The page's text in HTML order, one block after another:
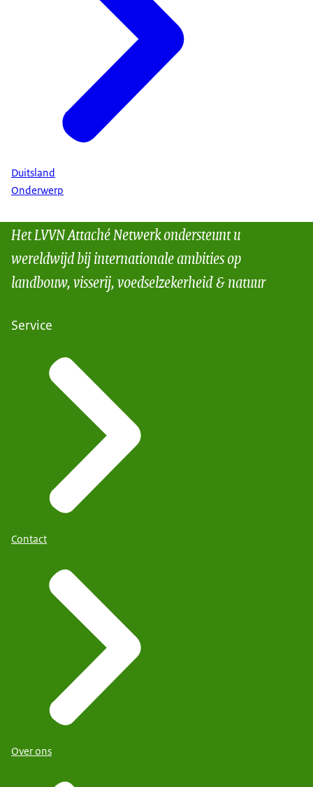
Duitsland
Onderwerp
Het LVVN Attaché Netwerk ondersteunt u
wereldwijd bij internationale ambities op
landbouw, visserij, voedselzekerheid & natuur
Service
Contact
Over ons